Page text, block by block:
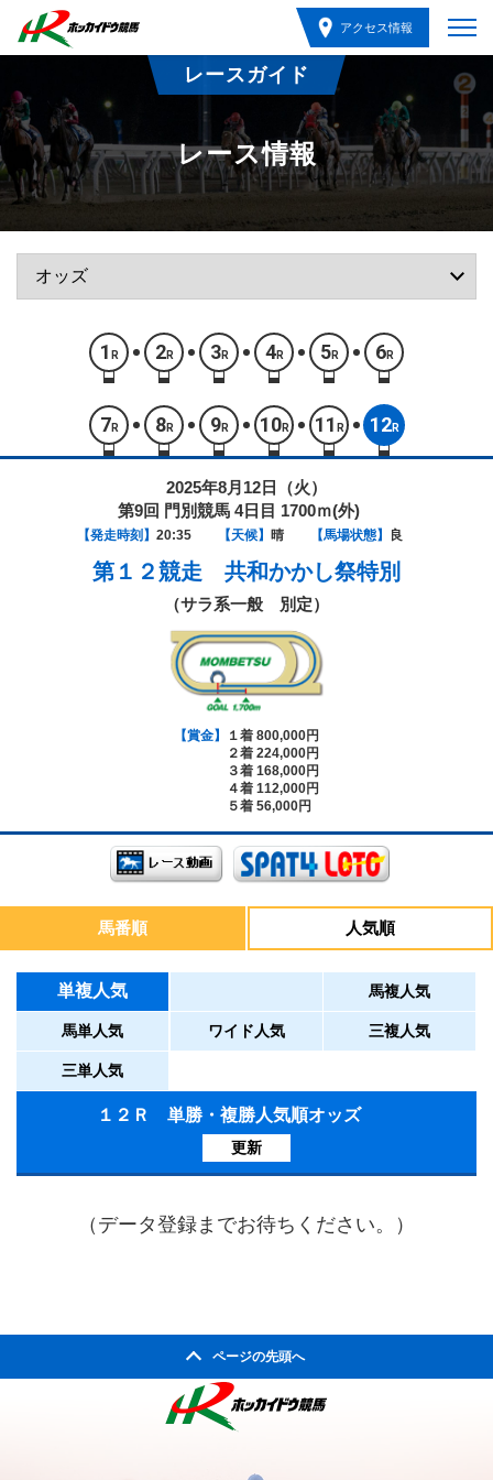
アクセス情報
レースガイド
レース情報
1 R 2R 3R 4R 5R 6R
7 R 8R 9R 10R 11 R 12R
2025年8月12日（火）
第9回 門別競馬 4日目 1700ｍ(外)
【発走時刻】 20:35 【天候】 晴 【馬場状態】 良
第１２競走 共和かかし祭特別
（サラ系一般 別定）
【賞金】
１着 800,000円
２着 224,000円
３着 168,000円
４着 112,000円
５着 56,000円
馬番順 人気順
単複人気 馬複人気
馬単人気 ワイド人気 三複人気
三単人気
１２Ｒ 単勝・複勝人気順オッズ
更新
（データ登録までお待ちください。）
ページの先頭へ